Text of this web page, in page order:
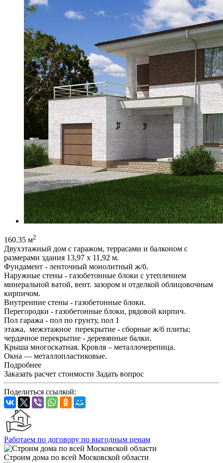
160.35 м2
Двухэтажный дом с гаражом, террасами и балконом с
размерами здания 13,97 х 11,92 м.
Фундамент - ленточный монолитный ж/б.
Наружные стены - газобетонные блоки с утеплением
минеральной ватой, вент. зазором и отделкой облицовочным
кирпичом.
Внутренние стены - газобетонные блоки.
Перегородки - газобетонные блоки, рядовой кирпич.
Пол гаража - пол по грунту, пол 1
этажа, межэтажное перекрытие - сборные ж/б плиты;
чердачное перекрытие - деревянные балки.
Крыша многоскатная. Кровля – металлочерепица.
Окна — металлопластиковые.
Подробнее
Заказать расчет стоимости Задать вопрос
Поделиться ссылкой:
Работаем по договору по выгодным ценам
Строим дома по всей Московской области